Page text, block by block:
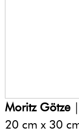
Moritz Götze
20 cm x 30